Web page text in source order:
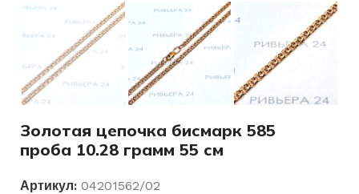
Золотая цепочка бисмарк 585
проба 10.28 грамм 55 см
Артикул: 04201562/02